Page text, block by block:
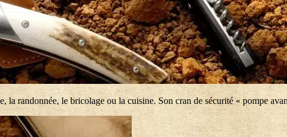
la randonnée, le bricolage ou la cuisine. Son cran de sécurité « pompe